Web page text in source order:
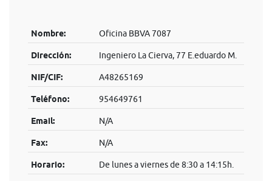
Nombre: Oficina BBVA 7087
Dirección: Ingeniero La Cierva, 77 E.eduardo M.
NIF/CIF: A48265169
Teléfono: 954649761
Email: N/A
Fax: N/A
Horario: De lunes a viernes de 8:30 a 14:15h.